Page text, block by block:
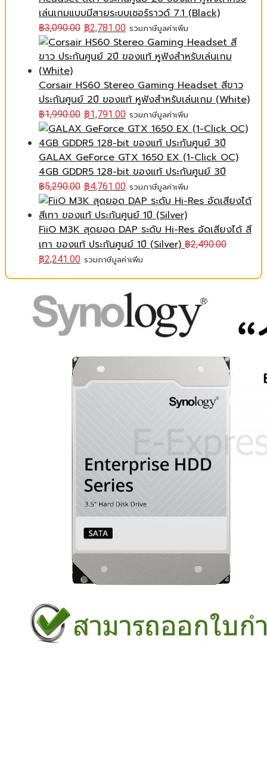
เล่นเกมแบบมีสายระบบเซอร์ราวด์ 7.1 (Black)
฿3,090.00 ฿2,781.00 รวมภาษีมูลค่าเพิ่ม
Corsair HS60 Stereo Gaming Headset สีขาว
ประกันศูนย์ 2ปี ของแท้ หูฟังสำหรับเล่นเกม (White)
฿1,990.00 ฿1,791.00 รวมภาษีมูลค่าเพิ่ม
GALAX GeForce GTX 1650 EX (1-Click OC)
4GB GDDR5 128-bit ของแท้ ประกันศูนย์ 3ปี
฿5,290.00 ฿4,761.00 รวมภาษีมูลค่าเพิ่ม
FiiO M3K สุดยอด DAP ระดับ Hi-Res อัดเสียงได้ สี
เทา ของแท้ ประกันศูนย์ 1ปี (Silver) ฿2,490.00
฿2,241.00 รวมภาษีมูลค่าเพิ่ม